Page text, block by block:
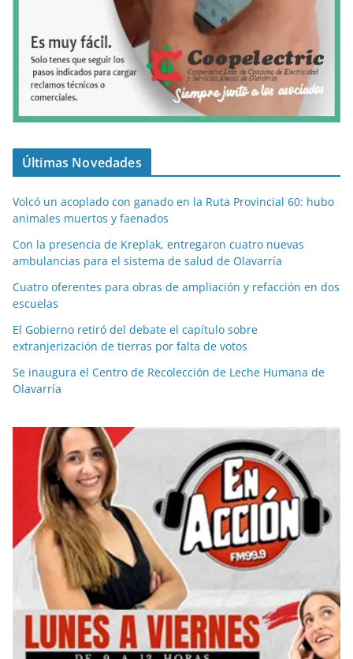
Últimas Novedades
Volcó un acoplado con ganado en la Ruta Provincial 60: hubo
animales muertos y faenados
Con la presencia de Kreplak, entregaron cuatro nuevas
ambulancias para el sistema de salud de Olavarría
Cuatro oferentes para obras de ampliación y refacción en dos
escuelas
El Gobierno retiró del debate el capítulo sobre
extranjerización de tierras por falta de votos
Se inaugura el Centro de Recolección de Leche Humana de
Olavarría